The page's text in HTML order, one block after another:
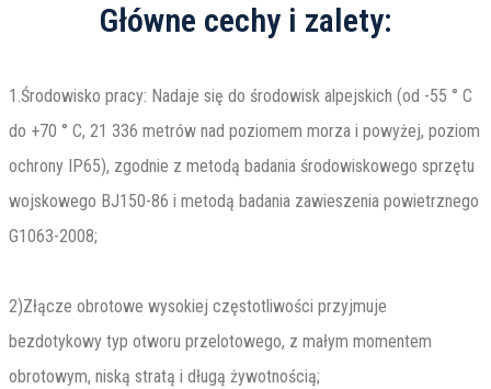
Główne cechy i zalety:
1.Środowisko pracy: Nadaje się do środowisk alpejskich (od -55 ° C
do +70 ° C, 21 336 metrów nad poziomem morza i powyżej, poziom
ochrony IP65), zgodnie z metodą badania środowiskowego sprzętu
wojskowego BJ150-86 i metodą badania zawieszenia powietrznego
G1063-2008;
2)Złącze obrotowe wysokiej częstotliwości przyjmuje
bezdotykowy typ otworu przelotowego, z małym momentem
obrotowym, niską stratą i długą żywotnością;